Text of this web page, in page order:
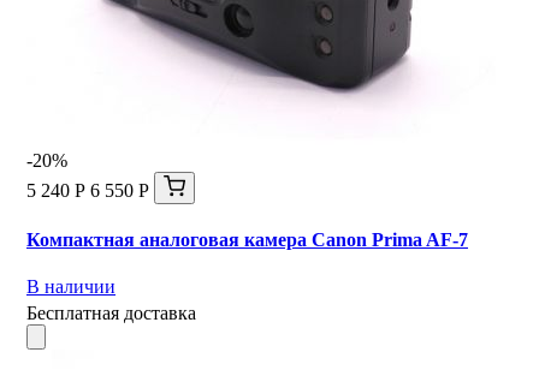
-20%
5 240 Р 6 550 Р
Компактная аналоговая камера Canon Prima AF-7
В наличии
Бесплатная доставка